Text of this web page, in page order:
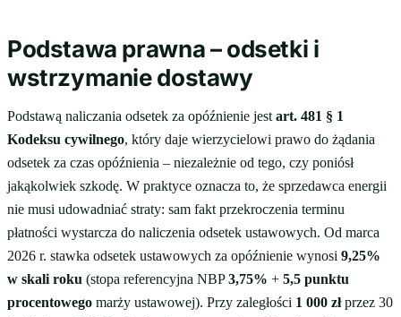
Podstawa prawna – odsetki i
wstrzymanie dostawy
Podstawą naliczania odsetek za opóźnienie jest art. 481 § 1
Kodeksu cywilnego, który daje wierzycielowi prawo do żądania
odsetek za czas opóźnienia – niezależnie od tego, czy poniósł
jakąkolwiek szkodę. W praktyce oznacza to, że sprzedawca energii
nie musi udowadniać straty: sam fakt przekroczenia terminu
płatności wystarcza do naliczenia odsetek ustawowych. Od marca
2026 r. stawka odsetek ustawowych za opóźnienie wynosi 9,25%
w skali roku (stopa referencyjna NBP3,75% + 5,5 punktu
procentowego marży ustawowej). Przy zaległości 1 000 złprzez 30